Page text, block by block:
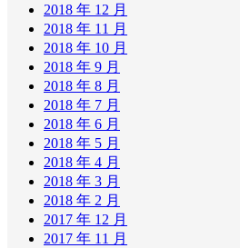
2018 年 12 月
2018 年 11 月
2018 年 10 月
2018 年 9 月
2018 年 8 月
2018 年 7 月
2018 年 6 月
2018 年 5 月
2018 年 4 月
2018 年 3 月
2018 年 2 月
2017 年 12 月
2017 年 11 月